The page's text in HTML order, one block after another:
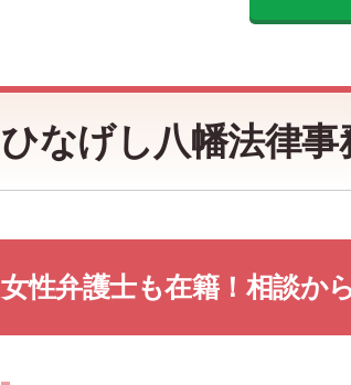
ひなげし八幡法律
女性弁護士も在籍！相談か